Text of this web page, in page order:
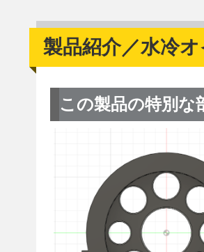
製品紹介／水冷
この製品の特別